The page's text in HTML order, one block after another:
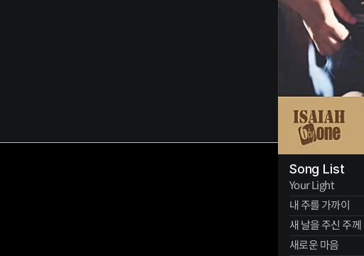
Song List
Your Light
내 주를 가까이
새 날을 주신 주께
새로운 마음